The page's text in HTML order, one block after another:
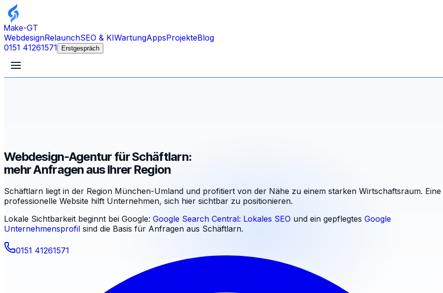
Make-GT
WebdesignRelaunchSEO & KIWartungAppsProjekteBlog
0151 41261571
Erstgespräch
Webdesign-Agentur für Schäftlarn:
mehr Anfragen aus Ihrer Region
Schäftlarn liegt in der Region München-Umland und profitiert von der Nähe zu einem starken Wirtschaftsraum. Eine
professionelle Website hilft Unternehmen, sich hier sichtbar zu positionieren.
Lokale Sichtbarkeit beginnt bei Google: Google Search Central: Lokales SEO und ein gepflegtes Google
Unternehmensprofil sind die Basis für Anfragen aus Schäftlarn.
0151 41261571